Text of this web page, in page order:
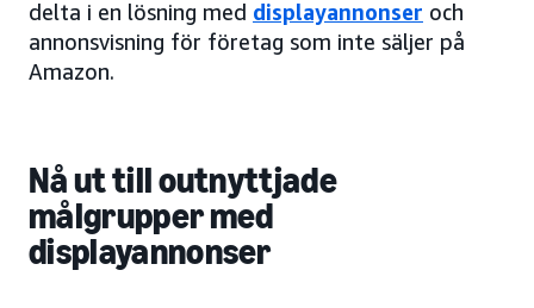
delta i en lösning med displayannonser och
annonsvisning för företag som inte säljer på
Amazon.
Nå ut till outnyttjade
målgrupper med
displayannonser